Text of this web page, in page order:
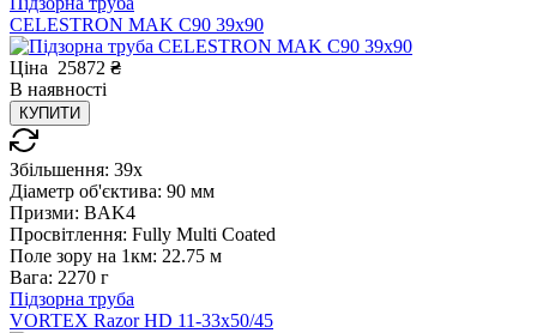
CELESTRON MAK C90 39x90
Ціна 25872 ₴
В наявності
КУПИТИ
Збільшення: 39x
Діаметр об'єктива: 90 мм
Призми: BAK4
Просвітлення: Fully Multi Coated
Поле зору на 1км: 22.75 м
Вага: 2270 г
Підзорна труба
VORTEX Razor HD 11-33x50/45